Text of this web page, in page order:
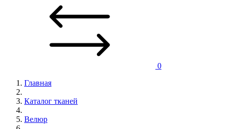
0
Главная
Каталог тканей
Велюр